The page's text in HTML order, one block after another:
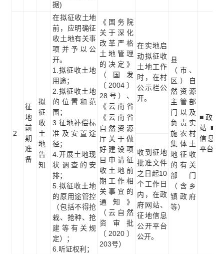
据)
2
征
地
前
期
准
备
拟
征
收
土
地
告
知
在拟征收土地
前，应明确征
收土地有关事
项并予以公
开。
1.拟征收土地
用途；
2.拟征收土地
的位置和范
围；
3.征地补偿标
准及安置途
径；
4.开展土地现
状调查的安
排；
5.拟征收土地
的原用途管控
（包括不得抢
栽、抢种、抢
建等有关规
定）；
6.听证权利；
《国务院
关于深化
改革严格
土地管理
的决定》
（国发
〔2004〕
28号）、
《云南省
《云南省
自然资源
厅关于做
好建设项
目申请征
收土地前
期工作相
关事宜的
通知》
（云自然
资审批
〔2020〕
203号）
在实地启
动拟征收
土地工作
时，在村
公示栏公
开。
县
（市、
区）自
然资源
主管部
门以及
负责实
施农村
集体土
地征收
的有关
部门
（含乡
镇政府
等）
■政府
站 ■征
信息
平台
收到征地
批准文件
之日起10
个工作日
内，在政
府网站、
征地信息
公开平台
公开。